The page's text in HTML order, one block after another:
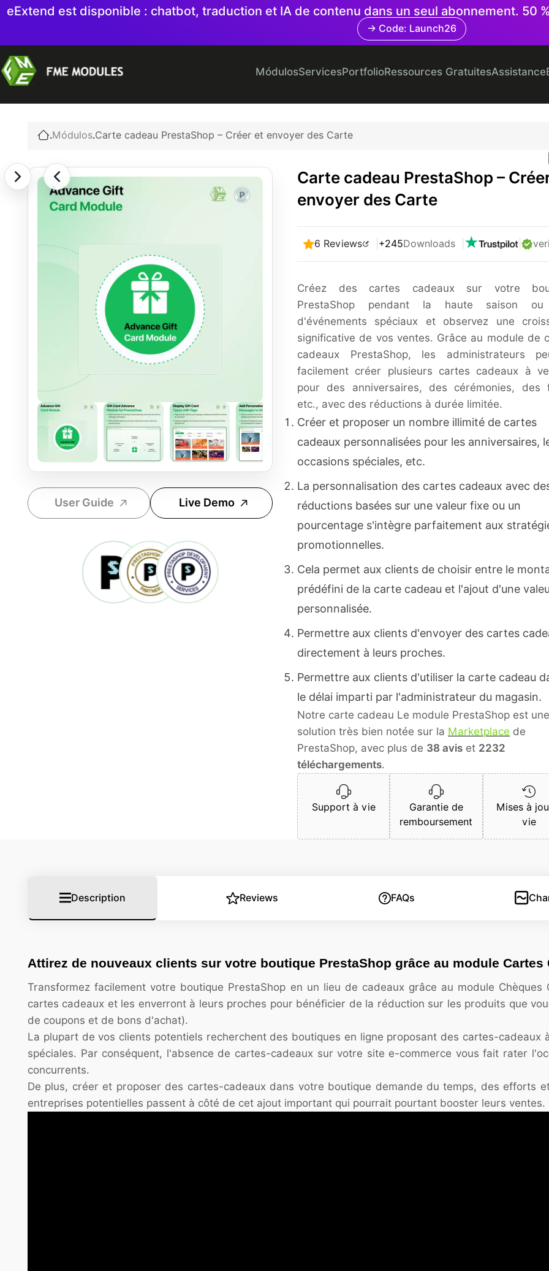
eExtend est disponible : chatbot, traduction et IA de contenu dans un seul abonnement. 50
→ Code: Launch26
MódulosServicesPortfolioRessources GratuitesAssistance
.Módulos.Carte cadeau PrestaShop – Créer et envoyer des Carte
User Guide Live Demo
Carte cadeau PrestaShop –
envoyer des Carte
6 Reviews +245Downloads |
Créez des cartes cadeaux sur votre
PrestaShop pendant la haute saison
d'événements spéciaux et observez une
significative de vos ventes. Grâce au module de
cadeaux PrestaShop, les administrateurs
facilement créer plusieurs cartes cadeaux à
pour des anniversaires, des cérémonies, des
etc., avec des réductions à durée limitée.
Créer et proposer un nombre illimité de cartes
cadeaux personnalisées pour les anniversaires,
occasions spéciales, etc.
La personnalisation des cartes cadeaux avec
réductions basées sur une valeur fixe ou un
pourcentage s'intègre parfaitement aux
promotionnelles.
Cela permet aux clients de choisir entre le
prédéfini de la carte cadeau et l'ajout d'une
personnalisée.
Permettre aux clients d'envoyer des cartes
directement à leurs proches.
Permettre aux clients d'utiliser la carte cadeau
le délai imparti par l'administrateur du magasin.
Notre carte cadeau Le module PrestaShop est une
solution très bien notée sur la Marketplace de
PrestaShop, avec plus de 38 avis et 2232
téléchargements.
Support à vie
Garantie de
remboursement
Mises à
vie
Description Reviews FAQs
Attirez de nouveaux clients sur votre boutique PrestaShop grâce au module Cartes
Transformez facilement votre boutique PrestaShop en un lieu de cadeaux grâce au module
cartes cadeaux et les enverront à leurs proches pour bénéficier de la réduction sur les produits que
de coupons et de bons d'achat).
La plupart de vos clients potentiels recherchent des boutiques en ligne proposant des cartes-cadeaux
spéciales. Par conséquent, l'absence de cartes-cadeaux sur votre site e-commerce vous fait rater
concurrents.
De plus, créer et proposer des cartes-cadeaux dans votre boutique demande du temps, des efforts
entreprises potentielles passent à côté de cet ajout important qui pourrait pourtant booster leurs ventes.